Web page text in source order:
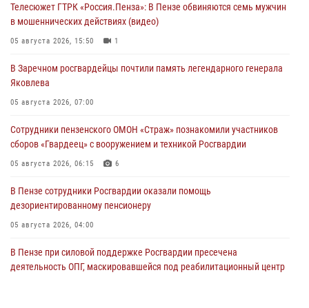
Телесюжет ГТРК «Россия.Пенза»: В Пензе обвиняются семь мужчин
в мошеннических действиях (видео)
05 августа 2026, 15:50 1
В Заречном росгвардейцы почтили память легендарного генерала
Яковлева
05 августа 2026, 07:00
Сотрудники пензенского ОМОН «Страж» познакомили участников
сборов «Гвардеец» с вооружением и техникой Росгвардии
05 августа 2026, 06:15 6
В Пензе сотрудники Росгвардии оказали помощь
дезориентированному пенсионеру
05 августа 2026, 04:00
В Пензе при силовой поддержке Росгвардии пресечена
деятельность ОПГ, маскировавшейся под реабилитационный центр